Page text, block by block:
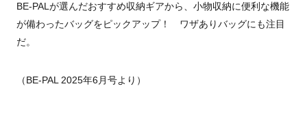
BE-PALが選んだおすすめ収納ギアから、小物収納に便利な機能
が備わったバッグをピックアップ！ ワザありバッグにも注目
だ。
（BE-PAL 2025年6月号より）